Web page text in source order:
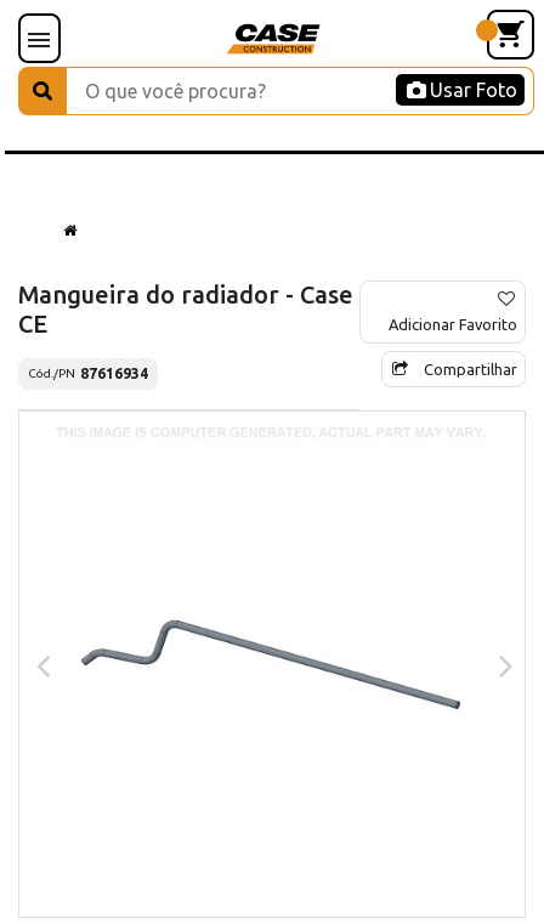
Usar Foto
Mangueira do radiador - Case
CE
Cód./PN 87616934
Adicionar Favorito
Compartilhar